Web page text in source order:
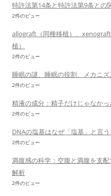
特許法第14条と特許法第9条との
2件のビュー
allograft（同種移植）、
植）
2件のビュー
睡眠の謎、睡眠の役割、メカニズ
2件のビュー
精液の成分：精子だけじゃなかっ
2件のビュー
DNAの塩基はなぜ「塩基」と言
2件のビュー
満腹感の科学：空腹と満腹を支
解析
2件のビュー